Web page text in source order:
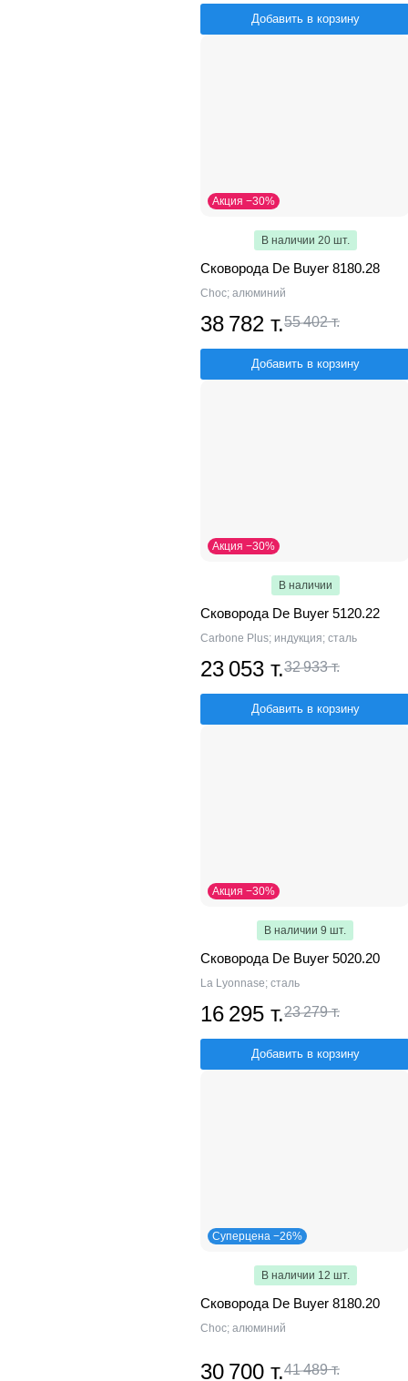
Добавить в корзину
Акция −30%
В наличии 20 шт.
Сковорода De Buyer 8180.28
Choc; алюминий
38 782 т.55 402 т.
Добавить в корзину
Акция −30%
В наличии
Сковорода De Buyer 5120.22
Carbone Plus; индукция; сталь
23 053 т.32 933 т.
Добавить в корзину
Акция −30%
В наличии 9 шт.
Сковорода De Buyer 5020.20
La Lyonnase; сталь
16 295 т.23 279 т.
Добавить в корзину
Суперцена −26%
В наличии 12 шт.
Сковорода De Buyer 8180.20
Choc; алюминий
30 700 т.41 489 т.